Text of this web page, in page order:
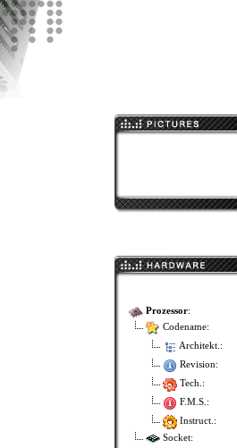
Prozessor:
Codename:
Architekt.:
Revision:
Tech.:
F.M.S.:
Instruct.:
Socket: